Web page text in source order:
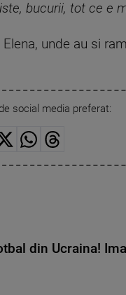
bucurii, tot ce e
unde au si
social media preferat:
din Ucraina!